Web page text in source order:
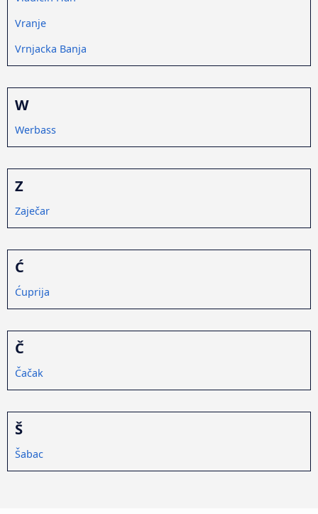
Vranje
Vrnjacka Banja
W
Werbass
Z
Zaječar
Ć
Ćuprija
Č
Čačak
Š
Šabac